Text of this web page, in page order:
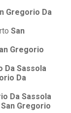
Gregorio Da
San
Gregorio
Da Sassola
Da
Da Sassola
San Gregorio